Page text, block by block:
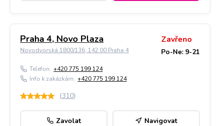
Praha 4, Novo Plaza
Novodvorská 1800/136, 142 00 Praha 4
Zavřeno
Po-Ne: 9-21
Telefon: +420 775 199 124
Info k zakázkám: +420 775 199 124
(310)
Zavolat Navigovat